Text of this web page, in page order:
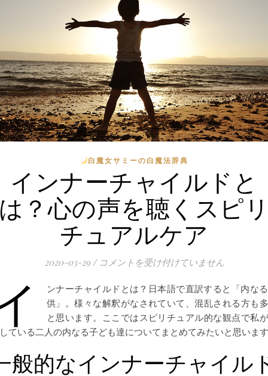
白魔女サミーの白魔法辞典
インナーチャイルドと
？心の声を聴くスピ
チュアルケア
2020-03-29 / インナーチャイルドとは？心の声を聴く
コメントを受け付けていません
ンナーチャイルドとは？日本語で直訳すると「内な
供」。様々な解釈がなされていて、混乱される方も
と思います。ここではスピリチュアル的な観点で私
ている二人の内なる子ども達についてまとめてみたいと思いま
般的なインナーチャイル